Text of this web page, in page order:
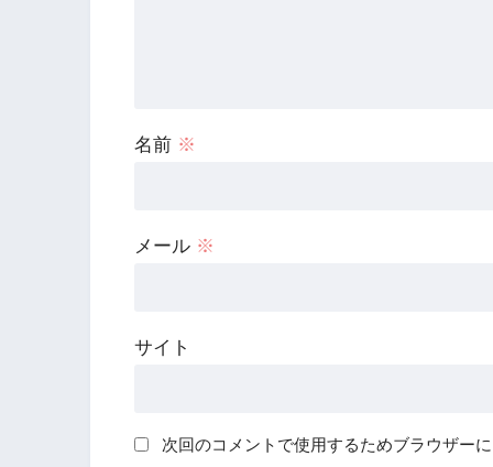
名前 ※
メール ※
サイト
次回のコメントで使用するためブラウザー